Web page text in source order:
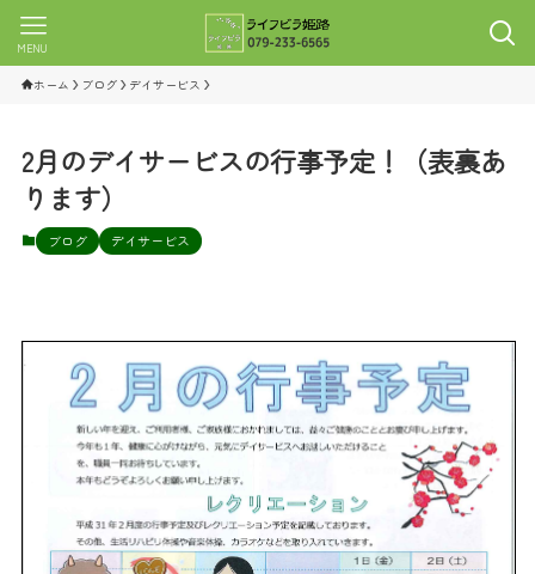
MENU
ホーム ブログ デイサービス
2月のデイサービスの行事予定！（表裏あ
ります）
ブログ デイサービス